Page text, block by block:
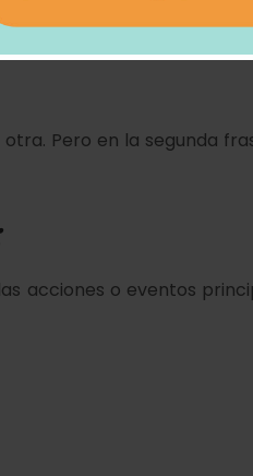
otra. Pero en la segunda
acciones o eventos